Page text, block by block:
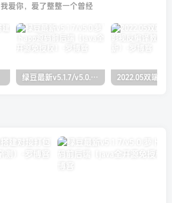
我爱你，爱了整整一个曾经
绿豆最新v5.1.7/v5.0.萝卜app源码前后端【java全开源免授权】